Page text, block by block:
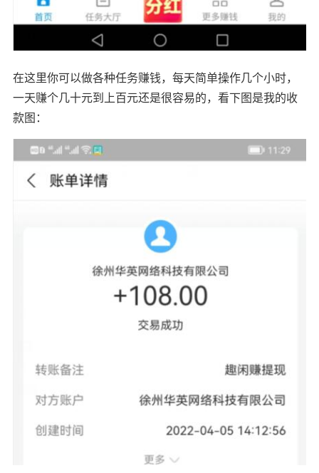
在这里你可以做各种任务赚钱，每天简单操作几个小时，
一天赚个几十元到上百元还是很容易的，看下图是我的收
款图：